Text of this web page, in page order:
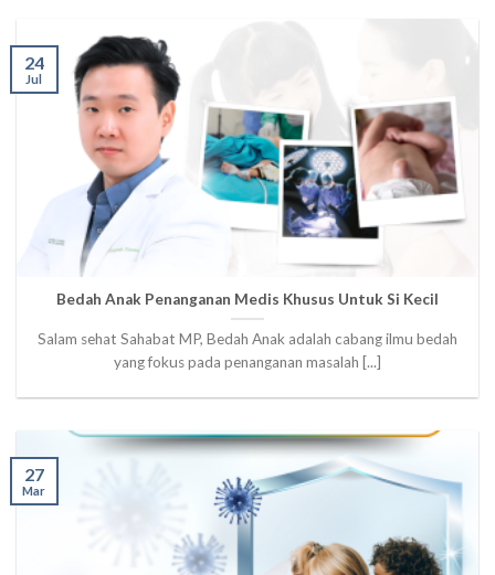
Bedah Anak Penanganan Medis Khusus Untuk Si Kecil
Salam sehat Sahabat MP, Bedah Anak adalah cabang ilmu bedah
yang fokus pada penanganan masalah [...]
24
Jul
27
Mar